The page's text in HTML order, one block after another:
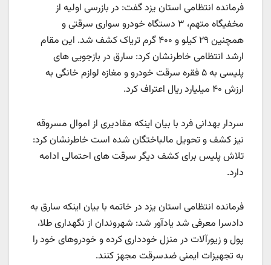
فرمانده انتظامی استان یزد گفت: در بازرسی اولیه از
مخفیگاه متهم، ۳ دستگاه خودرو سواری سرقتی و
همچنین ۲۹ کیلو و ۴۰۰ گرم تریاک کشف شد. این مقام
ارشد انتظامی خاطرنشان کرد: سارق در بازجویی های
پلیسی به ۵ فقره سرقت خودرو و مغازه لوازم خانگی به
ارزش ۴۰ میلیارد ریال اعتراف کرد.
سردار بهدانی فرد با بیان اینکه مقادیری از اموال مسروقه
نیز کشف و تحویل مالباختگان شده است خاطرنشان کرد:
تلاش پلیس برای کشف دیگر سرقت های احتمالی ادامه
دارد.
فرمانده انتظامی استان یزد در خاتمه با بیان اینکه سارق به
دادسرا معرفی شد یادآور شد: شهروندان از نگهداری طلا،
پول و زیورآلات در منزل خودداری کرده و خودروهای خود را
به تجهیزات ایمنی ضدسرقت مجهز کنند.